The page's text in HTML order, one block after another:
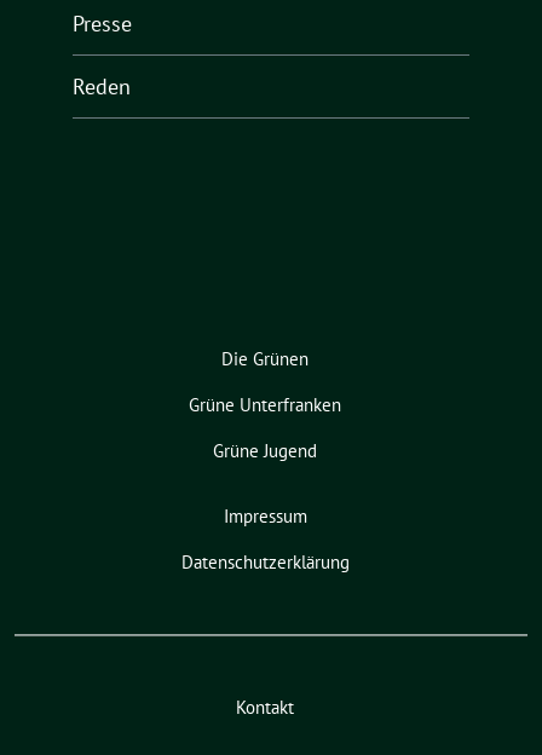
Presse
Reden
Die Grünen
Grüne Unterfranken
Grüne Jugend
Impressum
Datenschutzerklärung
Kontakt